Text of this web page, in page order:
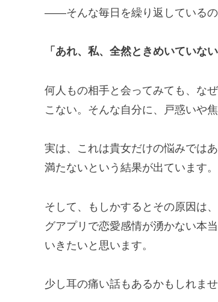
——そんな毎日を繰り返しているの
「あれ、私、全然ときめいていない
何人もの相手と会ってみても、な
こない。そんな自分に、戸惑いや
実は、これは貴女だけの悩みでは
満たないという結果が出ています
そして、もしかするとその原因は
グアプリで恋愛感情が湧かない本
いきたいと思います。
少し耳の痛い話もあるかもしれま